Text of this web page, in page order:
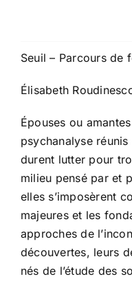
Seuil – Parcours de
Élisabeth
Épouses ou
psychanalyse
durent lutter pour
milieu pensé par et
elles s’imposèrent
majeures et les
approches de
découvertes, leurs
nés de l’étude des